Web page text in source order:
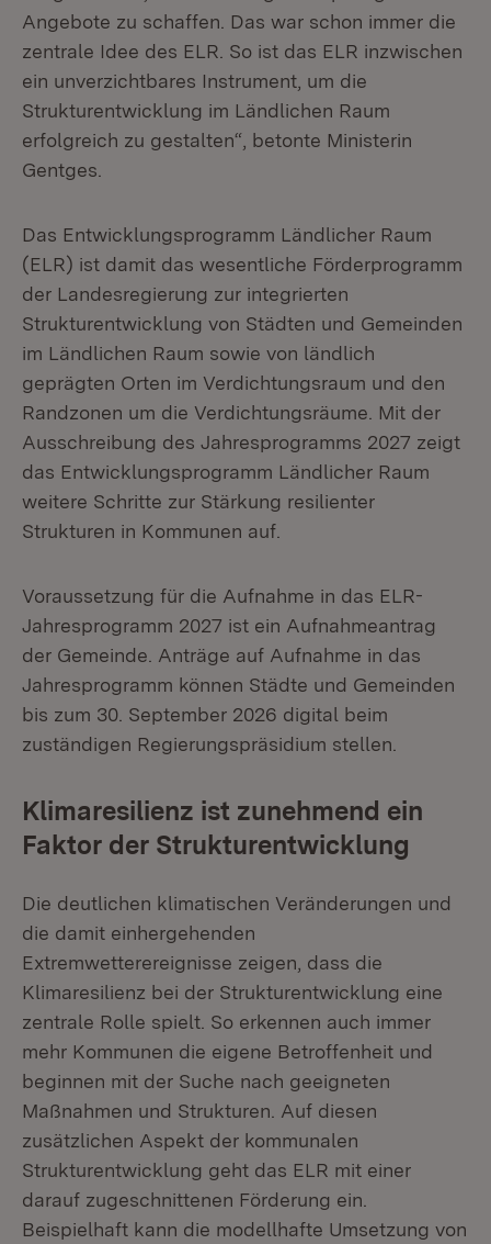
Angebote zu schaffen. Das war schon immer die
zentrale Idee des ELR. So ist das ELR inzwischen
ein unverzichtbares Instrument, um die
Strukturentwicklung im Ländlichen Raum
erfolgreich zu gestalten“, betonte Ministerin
Gentges.
Das Entwicklungsprogramm Ländlicher Raum
(ELR) ist damit das wesentliche Förderprogramm
der Landesregierung zur integrierten
Strukturentwicklung von Städten und Gemeinden
im Ländlichen Raum sowie von ländlich
geprägten Orten im Verdichtungsraum und den
Randzonen um die Verdichtungsräume. Mit der
Ausschreibung des Jahresprogramms 2027 zeigt
das Entwicklungsprogramm Ländlicher Raum
weitere Schritte zur Stärkung resilienter
Strukturen in Kommunen auf.
Voraussetzung für die Aufnahme in das ELR-
Jahresprogramm 2027 ist ein Aufnahmeantrag
der Gemeinde. Anträge auf Aufnahme in das
Jahresprogramm können Städte und Gemeinden
bis zum 30. September 2026 digital beim
zuständigen Regierungspräsidium stellen.
Klimaresilienz ist zunehmend ein
Faktor der Strukturentwicklung
Die deutlichen klimatischen Veränderungen und
die damit einhergehenden
Extremwetterereignisse zeigen, dass die
Klimaresilienz bei der Strukturentwicklung eine
zentrale Rolle spielt. So erkennen auch immer
mehr Kommunen die eigene Betroffenheit und
beginnen mit der Suche nach geeigneten
Maßnahmen und Strukturen. Auf diesen
zusätzlichen Aspekt der kommunalen
Strukturentwicklung geht das ELR mit einer
darauf zugeschnittenen Förderung ein.
Beispielhaft kann die modellhafte Umsetzung von